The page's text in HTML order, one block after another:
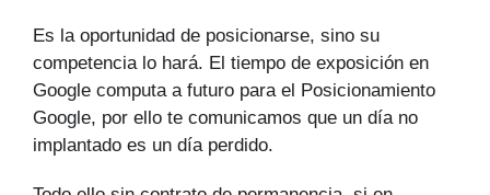
Es la oportunidad de posicionarse, sino su
competencia lo hará. El tiempo de exposición en
Google computa a futuro para el Posicionamiento
Google, por ello te comunicamos que un día no
implantado es un día perdido.